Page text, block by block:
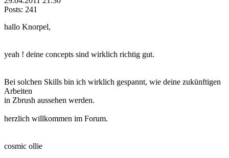
Posts: 241
hallo Knorpel,
yeah ! deine concepts sind wirklich richtig gut.
Bei solchen Skills bin ich wirklich gespannt, wie deine zukünftigen
Arbeiten
in Zbrush aussehen werden.
herzlich willkommen im Forum.
cosmic ollie